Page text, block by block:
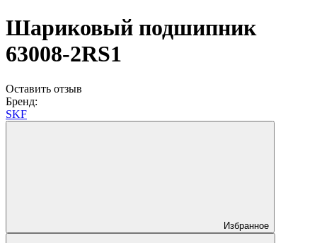
Шариковый подшипник
63008-2RS1
Оставить отзыв
Бренд:
SKF
Избранное